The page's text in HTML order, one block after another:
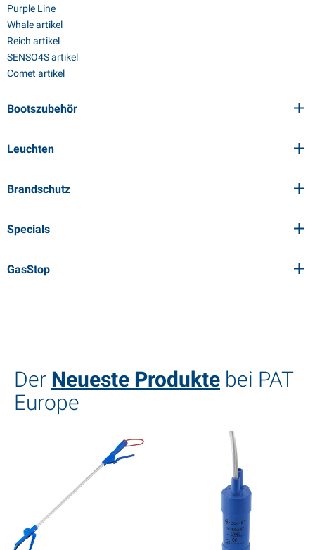
Purple Line
Whale artikel
Reich artikel
SENSO4S artikel
Comet artikel
Bootszubehör
Leuchten
Brandschutz
Specials
GasStop
Der Neueste Produkte bei PAT
Europe